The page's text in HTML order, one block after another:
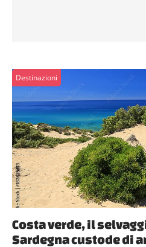
Destinazioni
Costa verde, il
Sardegna custode di